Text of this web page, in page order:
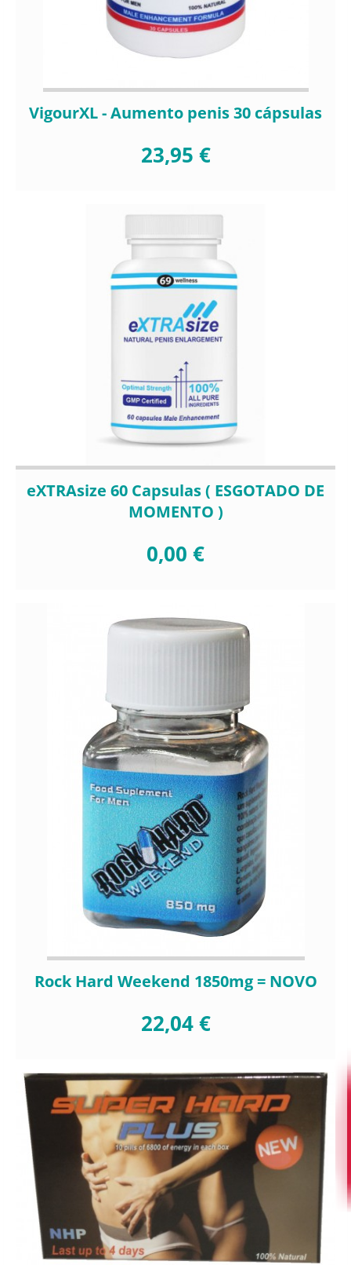
VigourXL - Aumento penis 30 cápsulas
23,95 €
eXTRAsize 60 Capsulas ( ESGOTADO DE
MOMENTO )
0,00 €
Rock Hard Weekend 1850mg = NOVO
22,04 €